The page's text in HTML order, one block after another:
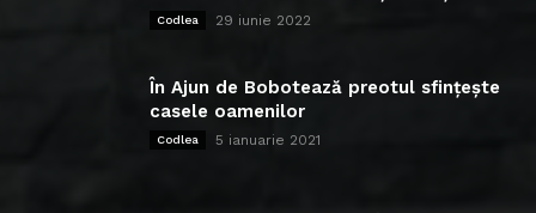
Codlea 29 iunie 2022
În Ajun de Bobotează preotul sfințește
casele oamenilor
Codlea 5 ianuarie 2021